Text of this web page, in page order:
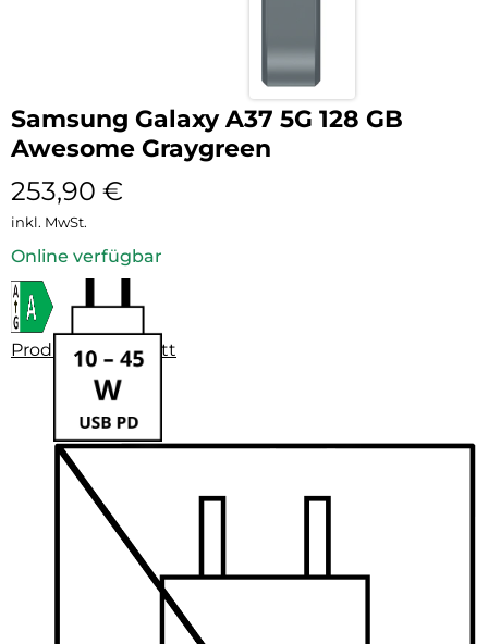
Samsung Galaxy A37 5G 128 GB
Awesome Graygreen
253,90 €
inkl. MwSt.
Online verfügbar
Produktdatenblatt